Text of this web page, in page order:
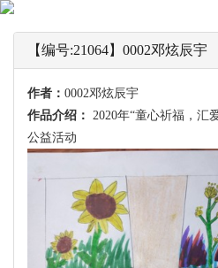
【编号:21064】0002邓炫辰宇
作者： 0002邓炫辰宇
作品介绍： 2020年“童心祈福，汇
公益活动